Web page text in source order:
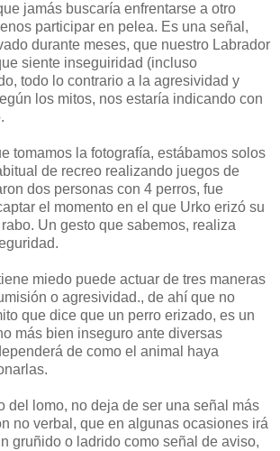
jamás buscaría enfrentarse a otro
participar en pelea. Es una señal,
durante meses, que nuestro Labrador
siente inseguiridad (incluso
todo lo contrario a la agresividad y
los mitos, nos estaría indicando con
tomamos la fotografía, estábamos solos
de recreo realizando juegos de
dos personas con 4 perros, fue
el momento en el que Urko erizó su
Un gesto que sabemos, realiza
miedo puede actuar de tres maneras
o agresividad., de ahí que no
que dice que un perro erizado, es un
más bien inseguro ante diversas
de como el animal haya
del lomo, no deja de ser una señal más
no verbal, que en algunas ocasiones irá
gruñido o ladrido como señal de aviso,